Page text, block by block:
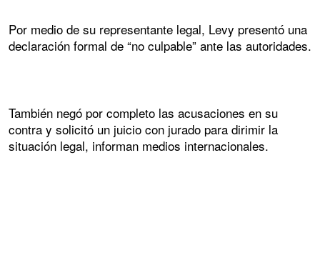
Por medio de su representante legal, Levy presentó una
declaración formal de “no culpable” ante las autoridades.
También negó por completo las acusaciones en su
contra y solicitó un juicio con jurado para dirimir la
situación legal, informan medios internacionales.